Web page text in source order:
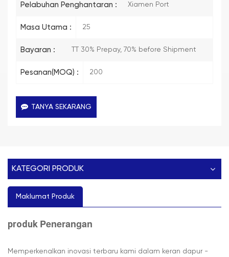
Pelabuhan Penghantaran : Xiamen Port
Masa Utama : 25
Bayaran : TT 30% Prepay, 70% before Shipment
Pesanan(MOQ) : 200
TANYA SEKARANG
KATEGORI PRODUK
Maklumat Produk
produk Penerangan
Memperkenalkan inovasi terbaru kami dalam keran dapur -